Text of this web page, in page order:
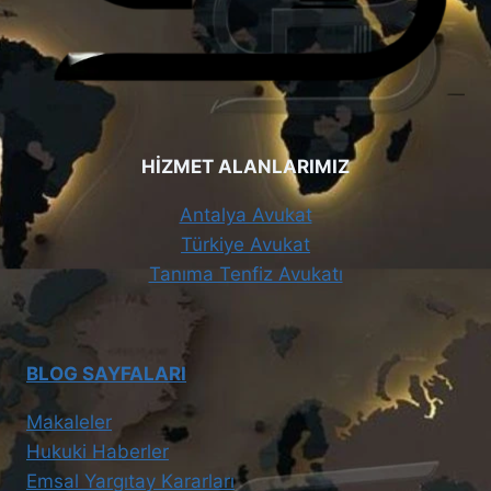
HİZMET ALANLARIMIZ
Antalya Avukat
Türkiye Avukat
Tanıma Tenfiz Avukatı
BLOG SAYFALARI
Makaleler
Hukuki Haberler
Emsal Yargıtay Kararları